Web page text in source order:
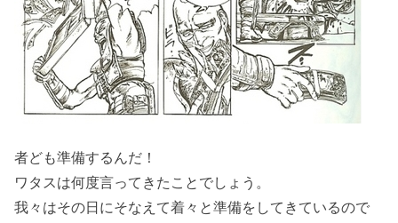
者ども準備するんだ！
ワタスは何度言ってきたことでしょう。
我々はその日にそなえて着々と準備をしてきているので